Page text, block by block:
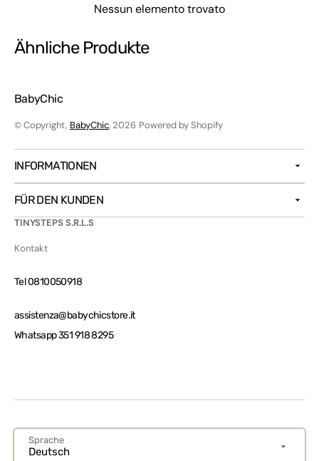
Nessun elemento trovato
Ähnliche Produkte
BabyChic
© Copyright, BabyChic, 2026 Powered by Shopify
INFORMATIONEN
FÜR DEN KUNDEN
TINYSTEPS S.R.L.S
Kontakt
Tel 0810050918
assistenza@babychicstore.it
Whatsapp 351 918 8295
Sprache
Deutsch